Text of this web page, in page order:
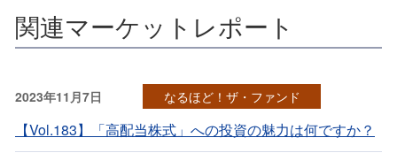
関連マーケットレポート
2023年11月7日 なるほど！ザ・ファンド
【Vol.183】「高配当株式」への投資の魅力は何ですか？